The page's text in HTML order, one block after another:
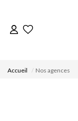
Accueil Nos agences